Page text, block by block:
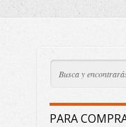
PARA